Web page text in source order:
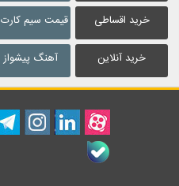
قیمت سیم کارت
آهنگ پیشواز
خرید اقساطی
خرید آنلاین